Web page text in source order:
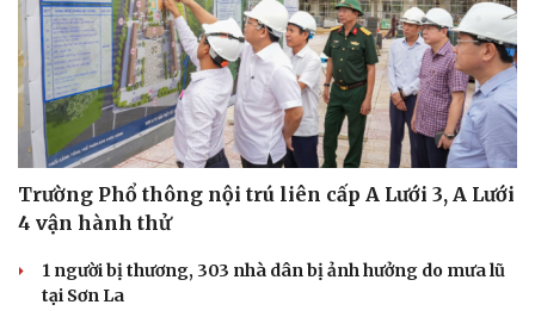
VOV.VN - Khi phát xít Đức tấn công Liên Xô vào năm 1941, cả lục
quân và không quân Xô viết đều hứng chịu thất bại nặng nề trong
giai đoạn đầu.
XÃ HỘI